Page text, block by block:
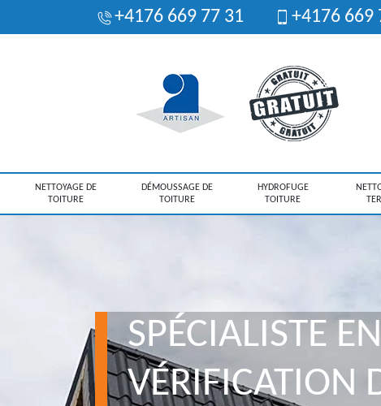
+4176 669 77 31 +4176 669
NETTOYAGE DE
TOITURE
DÉMOUSSAGE DE
TOITURE
HYDROFUGE
TOITURE
SPÉCIALISTE EN
VÉRIFICATION